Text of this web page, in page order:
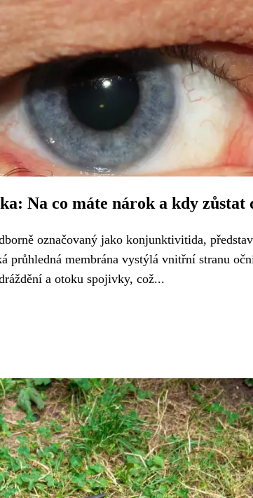
Na co máte nárok a kdy zůstat
označovaný jako konjunktivitida,
průhledná membrána vystýlá vnitřní stranu
a otoku spojivky, což...